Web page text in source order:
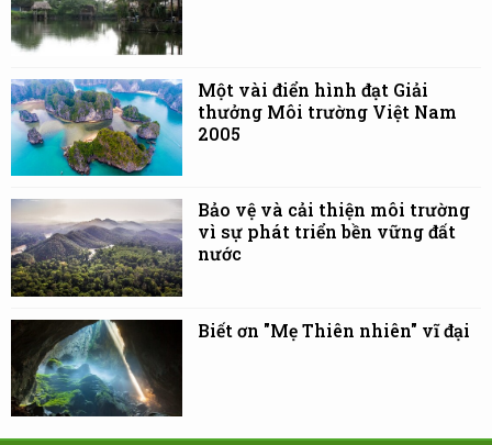
Một vài điển hình đạt Giải
thưởng Môi trường Việt Nam
2005
Bảo vệ và cải thiện môi trường
vì sự phát triển bền vững đất
nước
Biết ơn "Mẹ Thiên nhiên" vĩ đại